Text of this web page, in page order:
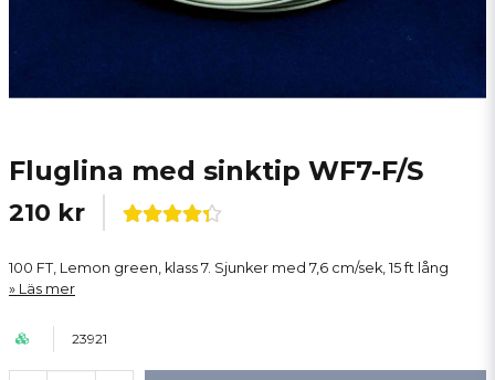
Fluglina med sinktip WF7-F/S
210 kr
100 FT, Lemon green, klass 7. Sjunker med 7,6 cm/sek, 15 ft lång
Läs mer
23921